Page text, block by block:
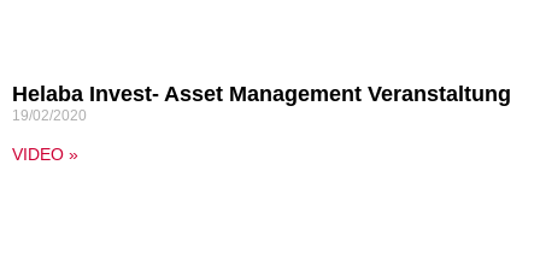
Helaba Invest- Asset Management Veranstaltung
19/02/2020
VIDEO »